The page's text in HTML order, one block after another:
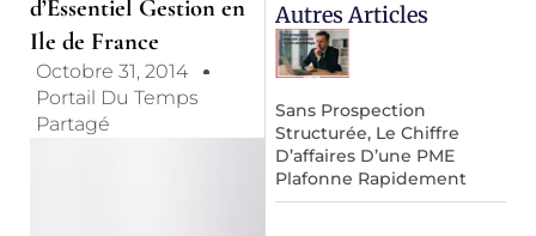
d’Essentiel Gestion en
Ile de France
Octobre 31, 2014
Portail Du Temps
Partagé
Autres Articles
Sans Prospection
Structurée, Le Chiffre
D’affaires D’une PME
Plafonne Rapidement